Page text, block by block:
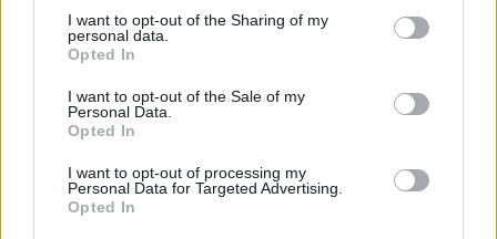
I want to opt-out of the Sharing of my
personal data.
Opted In
I want to opt-out of the Sale of my
Personal Data.
Opted In
I want to opt-out of processing my
Personal Data for Targeted Advertising.
Opted In
ΠΡΟΗΓΟΎΜΕΝΟ ΆΡΘΡΟ
Χωρίς τρόλεϊ την Πέμπτη
από 12:00 έως 16:00
Όλα τα γλυπτά του
Xαλεπά σε μία έκθεση
Μπορεί επίσης να σε ενδιαφέρει